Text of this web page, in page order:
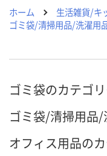
ホーム
生活雑貨/キ
ゴミ袋/清掃用品/洗濯用
ゴミ袋のカテゴ
ゴミ袋/清掃用品
オフィス用品の